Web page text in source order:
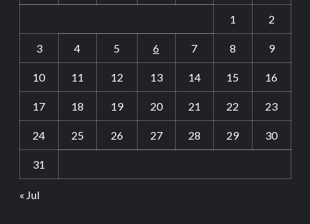
1 2
3 4 5 6 7 8 9
10 11 12 13 14 15 16
17 18 19 20 21 22 23
24 25 26 27 28 29 30
31
« Jul